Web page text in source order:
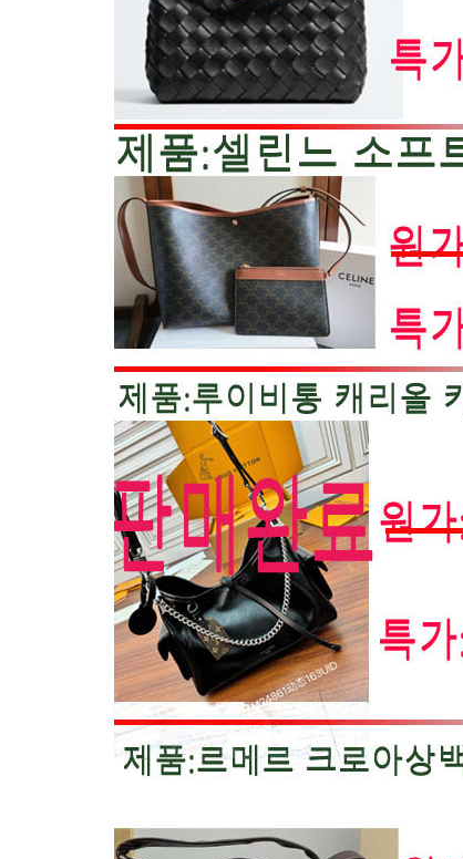
구찌
루이비통
샤넬
프라다
디올
에르메스
까르띠에
기타
남성용품
남성가방 남성지갑
명품의류
구찌
버버리
펜디
디스퀘어드
몽클레어 패딩
캐나다구스
크롬하츠
노비스
노스페이스
아베크롬비
스톤 아일랜드
DNG
아르마니
톰브라운
디올
악세사리
귀걸이
팔찌
스카프
기타